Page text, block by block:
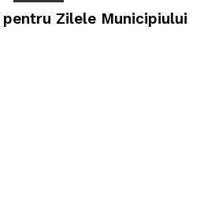
Zilele Municipiului